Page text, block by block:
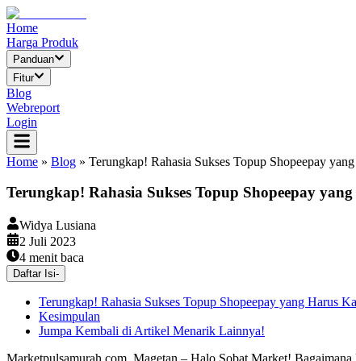
Home
Harga Produk
Panduan
Fitur
Blog
Webreport
Login
Home » Blog » Terungkap! Rahasia Sukses Topup Shopeepay
Terungkap! Rahasia Sukses Topup Shopeepay
Widya Lusiana
2 Juli 2023
4 menit baca
Daftar Isi-
Terungkap! Rahasia Sukses Topup Shopeepay yang Harus
Kesimpulan
Jumpa Kembali di Artikel Menarik Lainnya!
Marketpulsamurah.com, Magetan – Halo Sobat Market!